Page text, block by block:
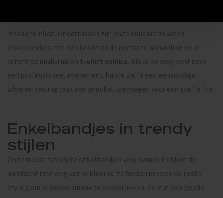
niveau te tillen. Ondertussen zijn onze delicate zilveren
enkelbandjes met een kraaltjes de perfecte aanvulling op je
schattige midi-rok en t-shirt combo
. Als je op weg bent naar
een professioneel evenement, kun je zelfs een eenvoudige
zilveren ketting look aan je enkel toevoegen voor een toefje fun.
Enkelbandjes in trendy
stijlen
Onze meest favoriete enkelbandjes voor dames trekken de
aandacht niet weg van je kleding, ze bieden precies de juiste
styling om je goede smaak te benadrukken. Ze zijn een goede